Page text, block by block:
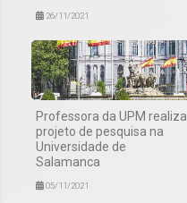
26/11/2021
Professora da UPM realiza
projeto de pesquisa na
Universidade de
Salamanca
05/11/2021